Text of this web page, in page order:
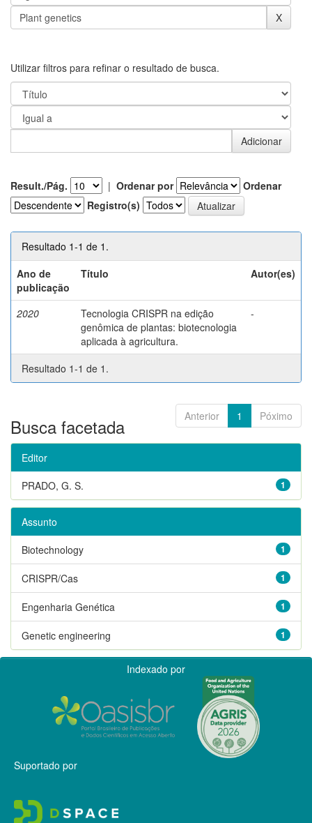
Utilizar filtros para refinar o resultado de busca.
Result./Pág. | Ordenar por
Ordenar
Registro(s)
Resultado 1-1 de 1.
Ano de
publicação
Título Autor(es)
2020
Tecnologia CRISPR na edição
genômica de plantas: biotecnologia
aplicada à agricultura.
-
Resultado 1-1 de 1.
Anterior 1 Póximo
Busca facetada
Editor
1
PRADO, G. S.
Assunto
1
Biotechnology
1
CRISPR/Cas
1
Engenharia Genética
1
Genetic engineering
Indexado por
Suportado por